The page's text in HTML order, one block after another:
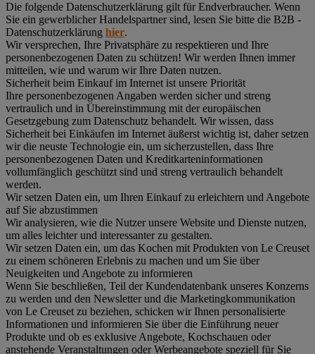
Die folgende Datenschutzerklärung gilt für Endverbraucher. Wenn
Sie ein gewerblicher Handelspartner sind, lesen Sie bitte die B2B -
Datenschutzerklärung hier.
Wir versprechen, Ihre Privatsphäre zu respektieren und Ihre
personenbezogenen Daten zu schützen! Wir werden Ihnen immer
mitteilen, wie und warum wir Ihre Daten nutzen.
Sicherheit beim Einkauf im Internet ist unsere Priorität
Ihre personenbezogenen Angaben werden sicher und streng
vertraulich und in Übereinstimmung mit der europäischen
Gesetzgebung zum Datenschutz behandelt. Wir wissen, dass
Sicherheit bei Einkäufen im Internet äußerst wichtig ist, daher setzen
wir die neuste Technologie ein, um sicherzustellen, dass Ihre
personenbezogenen Daten und Kreditkarteninformationen
vollumfänglich geschützt sind und streng vertraulich behandelt
werden.
Wir setzen Daten ein, um Ihren Einkauf zu erleichtern und Angebote
auf Sie abzustimmen
Wir analysieren, wie die Nutzer unsere Website und Dienste nutzen,
um alles leichter und interessanter zu gestalten.
Wir setzen Daten ein, um das Kochen mit Produkten von Le Creuset
zu einem schöneren Erlebnis zu machen und um Sie über
Neuigkeiten und Angebote zu informieren
Wenn Sie beschließen, Teil der Kundendatenbank unseres Konzerns
zu werden und den Newsletter und die Marketingkommunikation
von Le Creuset zu beziehen, schicken wir Ihnen personalisierte
Informationen und informieren Sie über die Einführung neuer
Produkte und ob es exklusive Angebote, Kochschauen oder
anstehende Veranstaltungen oder Werbeangebote speziell für Sie